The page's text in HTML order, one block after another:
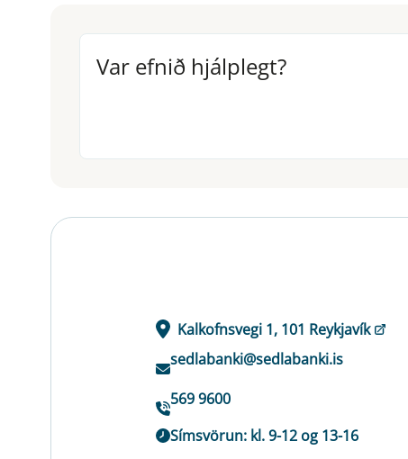
Var efnið hjálplegt?
Var efnið hjálplegt?
Kalkofnsvegi 1, 101 Reykjavík
sedlabanki@sedlabanki.is
569 9600
Símsvörun: kl. 9-12 og 13-16